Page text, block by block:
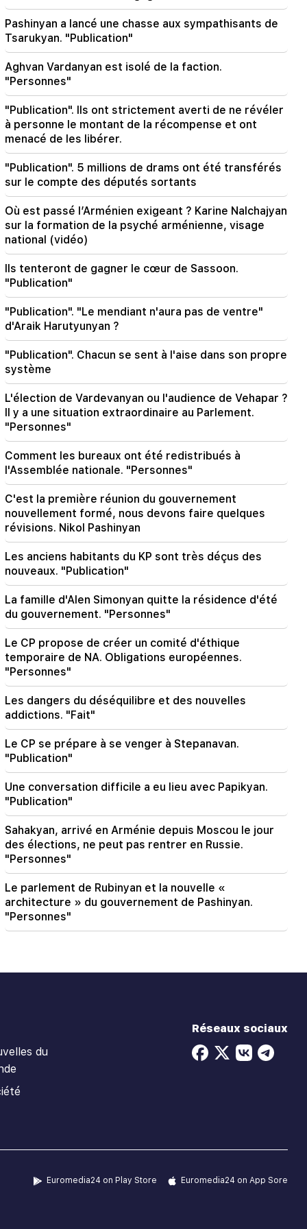
sympathisants de Tsarukyan. "Publication"
09:13
Aghvan Vardanyan est isolé de la faction.
"Personnes"
09:05
"Publication". Ils ont strictement averti de ne
révéler à personne le montant de la
récompense et ont menacé de les libérer.
08:59
"Publication". 5 millions de drams ont été
transférés sur le compte des députés sortants
00:23
6 ans de plus et pour toujours dans "Real"
Vinicius
00:09
Le typhon "Dolphin" se dirige vers la Chine.
jusqu'à 30 millions de personnes sont en danger
23:19
Zelensky est arrivé en Serbie pour la première
fois. d'importantes négociations avec Vučić
22:30
Le Catholicos ne doit pas se présenter devant
pas sujet à discussion. avocat (vidéo)
Les détails sur les victimes de la fusillade dans
une école thaïlandaise sont connus
Où est passé l’Arménien exigeant ? Karine
Nalchajyan sur la formation de la psyché
arménienne, visage national (vidéo)
21:25
Le détroit d'Ormuz pourrait perdre son
Pashinyan a lancé une chasse aux sympathisants de
Tsarukyan. "Publication"
Aghvan Vardanyan est isolé de la faction.
"Personnes"
"Publication". Ils ont strictement averti de ne révéler
à personne le montant de la récompense et ont
menacé de les libérer.
"Publication". 5 millions de drams ont été transférés
sur le compte des députés sortants
Où est passé l’Arménien exigeant ? Karine Nalchajyan
sur la formation de la psyché arménienne, visage
national (vidéo)
Ils tenteront de gagner le cœur de Sassoon.
"Publication"
"Publication". "Le mendiant n'aura pas de ventre"
d'Araik Harutyunyan ?
"Publication". Chacun se sent à l'aise dans son propre
système
L'élection de Vardevanyan ou l'audience de Vehapar ?
Il y a une situation extraordinaire au Parlement.
"Personnes"
Comment les bureaux ont été redistribués à
l'Assemblée nationale. "Personnes"
C'est la première réunion du gouvernement
nouvellement formé, nous devons faire quelques
révisions. Nikol Pashinyan
Les anciens habitants du KP sont très déçus des
nouveaux. "Publication"
La famille d'Alen Simonyan quitte la résidence d'été
du gouvernement. "Personnes"
Le CP propose de créer un comité d'éthique
temporaire de NA. Obligations européennes.
"Personnes"
Les dangers du déséquilibre et des nouvelles
addictions. "Fait"
Le CP se prépare à se venger à Stepanavan.
"Publication"
Une conversation difficile a eu lieu avec Papikyan.
"Publication"
Sahakyan, arrivé en Arménie depuis Moscou le jour
des élections, ne peut pas rentrer en Russie.
"Personnes"
Le parlement de Rubinyan et la nouvelle «
architecture » du gouvernement de Pashinyan.
"Personnes"
du
Réseaux sociaux
Euromedia24 on Play Store Euromedia24 on App Sore